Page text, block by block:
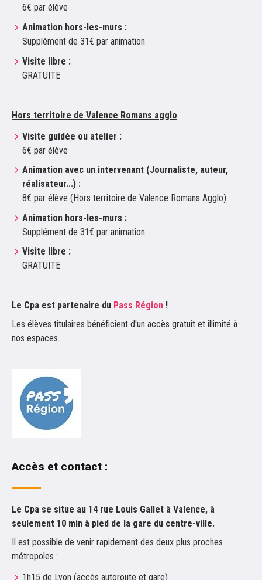
6€ par élève
Animation hors-les-murs :
Supplément de 31€ par animation
Visite libre :
GRATUITE
Hors territoire de Valence Romans agglo
Visite guidée ou atelier :
6€ par élève
Animation avec un intervenant (Journaliste, auteur,
réalisateur...) :
8€ par élève (Hors territoire de Valence Romans Agglo)
Animation hors-les-murs :
Supplément de 31€ par animation
Visite libre :
GRATUITE
Le Cpa est partenaire du Pass Région !
Les élèves titulaires bénéficient d'un accès gratuit et illimité à
nos espaces.
Accès et contact :
Le Cpa se situe au 14 rue Louis Gallet à Valence, à
seulement 10 min à pied de la gare du centre-ville.
Il est possible de venir rapidement des deux plus proches
métropoles :
1h15 de Lyon (accès autoroute et gare)